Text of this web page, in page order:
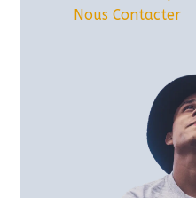
Nous Contacter